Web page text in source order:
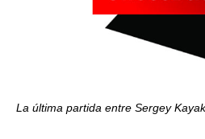
La última partida entre Sergey